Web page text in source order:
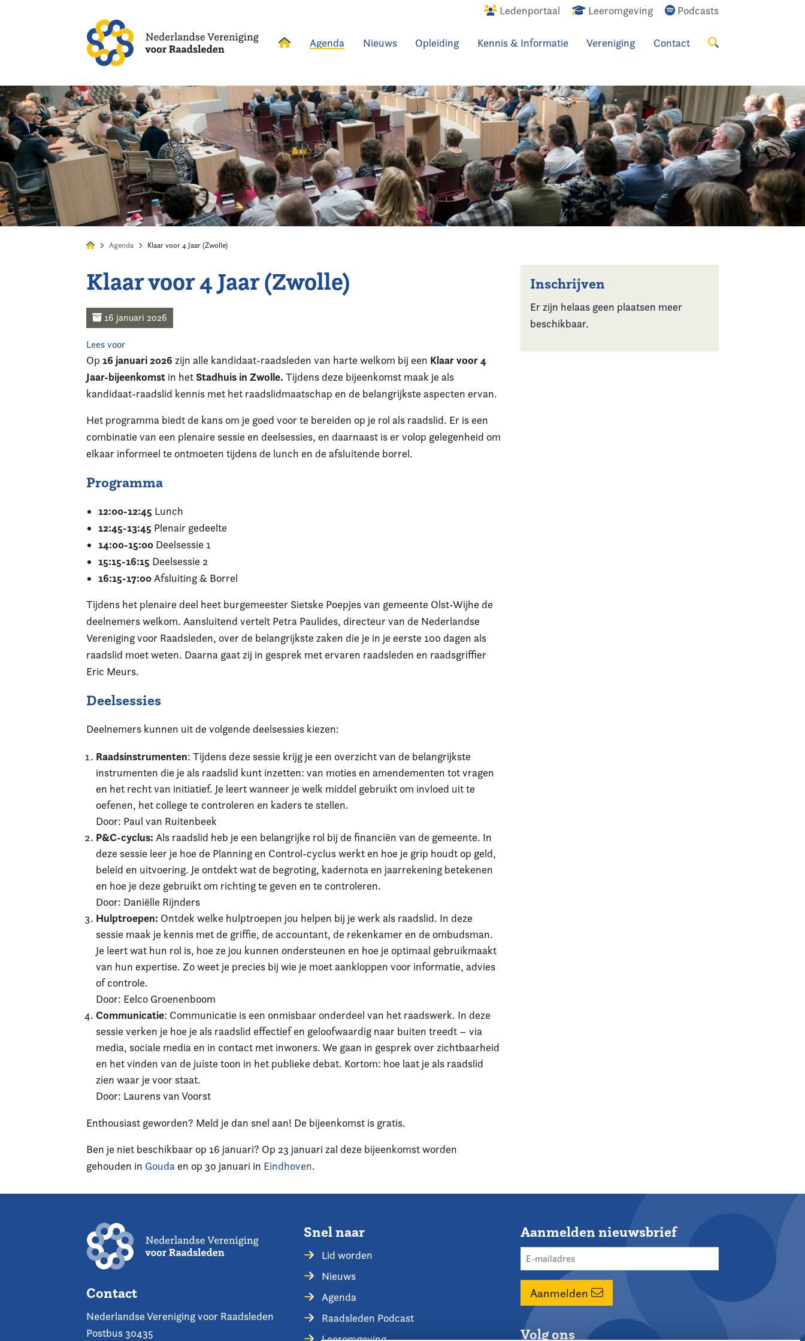
Ledenportaal Leeromgeving Podcasts
Agenda Nieuws Opleiding Kennis & Informatie Vereniging Contact
Alles Nieuws Agenda Raadslid
Agenda Klaar voor 4 Jaar (Zwolle)
Klaar voor 4 Jaar (Zwolle)
16 januari 2026
Lees voor
Op 16 januari 2026 zijn alle kandidaat-raadsleden van harte welkom bij een Klaar voor 4
Jaar-bijeenkomst in hetStadhuis in Zwolle. Tijdens deze bijeenkomst maak je als
kandidaat-raadslid kennis met het raadslidmaatschap en de belangrijkste aspecten ervan.
Het programma biedt de kans om je goed voor te bereiden op je rol als raadslid. Er is een
combinatie van een plenaire sessie en deelsessies, en daarnaast is er volop gelegenheid om
elkaar informeel te ontmoeten tijdens de lunch en de afsluitende borrel.
Programma
12:00-12:45 Lunch
12:45-13:45 Plenair gedeelte
14:00-15:00 Deelsessie 1
15:15-16:15 Deelsessie 2
16:15-17:00 Afsluiting & Borrel
Tijdens het plenaire deel heet burgemeester Sietske Poepjes van gemeente Olst-Wijhe de
deelnemers welkom. Aansluitend vertelt Petra Paulides, directeur van de Nederlandse
Vereniging voor Raadsleden, over de belangrijkste zaken die je in je eerste 100 dagen als
raadslid moet weten. Daarna gaat zij in gesprek met ervaren raadsleden en raadsgriffier
Eric Meurs.
Deelsessies
Deelnemers kunnen uit de volgende deelsessies kiezen:
Raadsinstrumenten: Tijdens deze sessie krijg je een overzicht van de belangrijkste
instrumenten die je als raadslid kunt inzetten: van moties en amendementen tot vragen
en het recht van initiatief. Je leert wanneer je welk middel gebruikt om invloed uit te
oefenen, het college te controleren en kaders te stellen.
Door: Paul van Ruitenbeek
P&C-cyclus: Als raadslid heb je een belangrijke rol bij de financiën van de gemeente. In
deze sessie leer je hoe de Planning en Control-cyclus werkt en hoe je grip houdt op geld,
beleid en uitvoering. Je ontdekt wat de begroting, kadernota en jaarrekening betekenen
en hoe je deze gebruikt om richting te geven en te controleren.
Door: Daniëlle Rijnders
Hulptroepen: Ontdek welke hulptroepen jou helpen bij je werk als raadslid. In deze
sessie maak je kennis met de griffie, de accountant, de rekenkamer en de ombudsman.
Je leert wat hun rol is, hoe ze jou kunnen ondersteunen en hoe je optimaal gebruikmaakt
van hun expertise. Zo weet je precies bij wie je moet aankloppen voor informatie, advies
of controle.
Door: Eelco Groenenboom
Communicatie: Communicatie is een onmisbaar onderdeel van het raadswerk. In deze
sessie verken je hoe je als raadslid effectief en geloofwaardig naar buiten treedt – via
media, sociale media en in contact met inwoners. We gaan in gesprek over zichtbaarheid
en het vinden van de juiste toon in het publieke debat. Kortom: hoe laat je als raadslid
zien waar je voor staat.
Door: Laurens van Voorst
Enthousiast geworden? Meld je dan snel aan! De bijeenkomst is gratis.
Ben je niet beschikbaar op 16 januari? Op 23 januari zal deze bijeenkomst worden
gehouden in Gouda en op 30 januari in Eindhoven.
Inschrijven
Er zijn helaas geen plaatsen meer
beschikbaar.
Contact
Nederlandse Vereniging voor Raadsleden
Postbus 30435
Snel naar
Lid worden
Nieuws
Agenda
Raadsleden Podcast
Aanmelden nieuwsbrief
Aanmelden
Volg ons